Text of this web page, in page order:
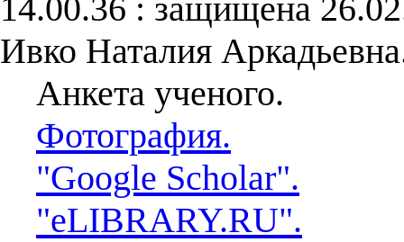
14.00.36 : защищена
Ивко Наталия
Анкета ученого.
Фотография.
"Google Scholar".
"eLIBRARY.RU".